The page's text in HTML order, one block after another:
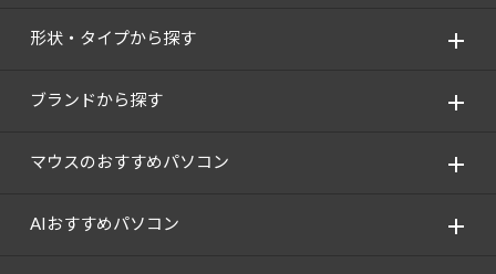
形状・タイプから探す
ブランドから探す
マウスのおすすめパソコン
AIおすすめパソコン